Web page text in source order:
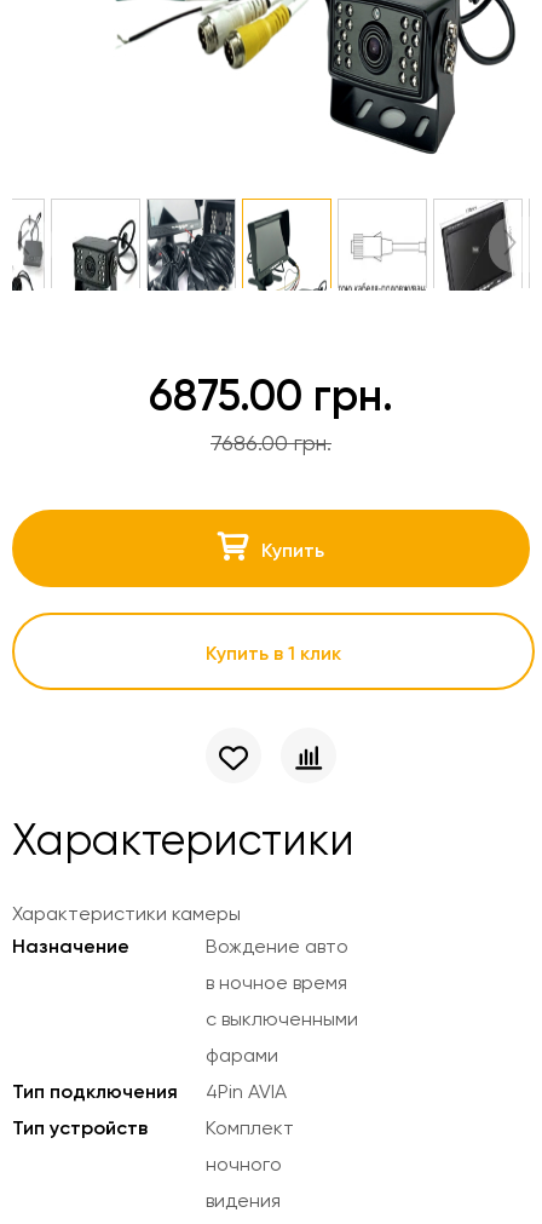
6875.00 грн.
7686.00 грн.
Купить
Купить в 1 клик
Характеристики
Характеристики камеры
Назначение
Вождение авто
в ночное время
с выключенными
фарами
Тип подключения
4Pin AVIA
Тип устройств
Комплект
ночного
видения